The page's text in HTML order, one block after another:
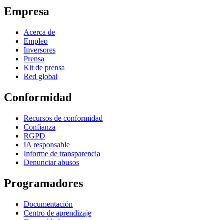
Empresa
Acerca de
Empleo
Inversores
Prensa
Kit de prensa
Red global
Conformidad
Recursos de conformidad
Confianza
RGPD
IA responsable
Informe de transparencia
Denunciar abusos
Programadores
Documentación
Centro de aprendizaje